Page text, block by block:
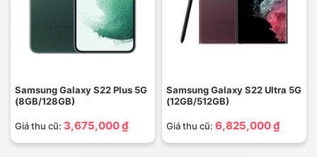
Samsung Galaxy S22 Plus 5G
(8GB/128GB)
Giá thu cũ: 3,675,000 ₫
Samsung Galaxy S22 Ultra 5G
(12GB/512GB)
Giá thu cũ: 6,825,000 ₫